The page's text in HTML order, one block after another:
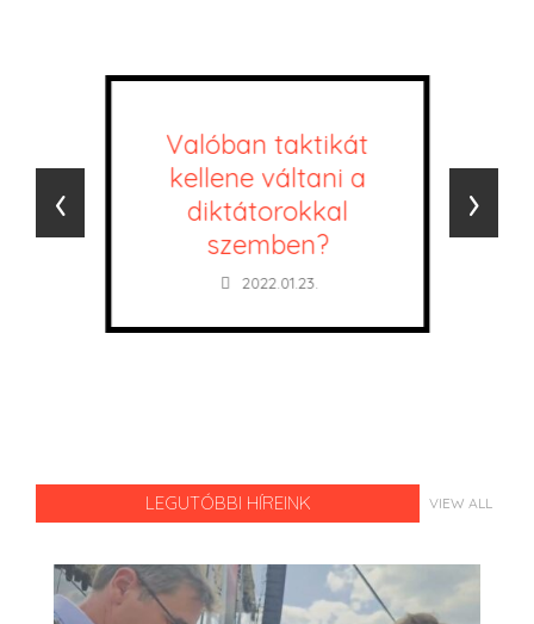
Valóban taktikát
kellene váltani a
diktátorokkal
szemben?
2022.01.23.
‹ ›
LEGUTÓBBI HÍREINK VIEW ALL